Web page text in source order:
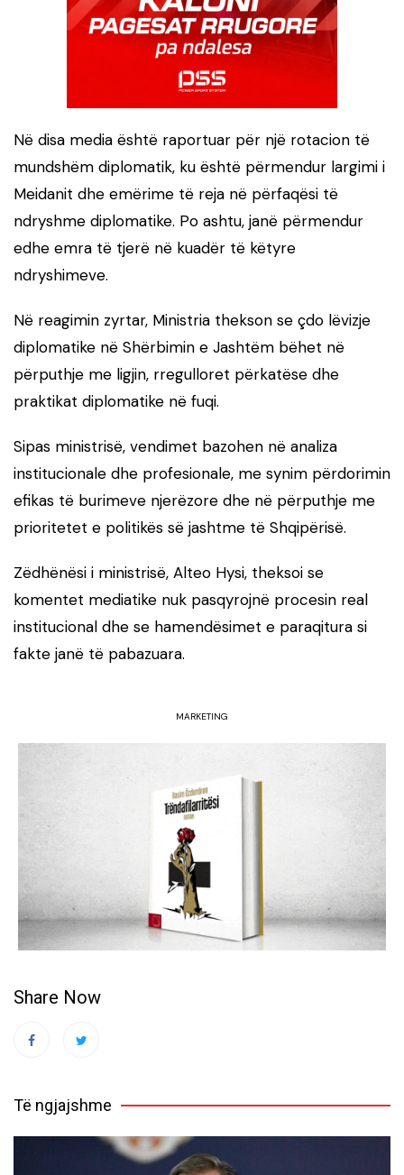
Në disa media është raportuar për një rotacion të
mundshëm diplomatik, ku është përmendur largimi i
Meidanit dhe emërime të reja në përfaqësi të
ndryshme diplomatike. Po ashtu, janë përmendur
edhe emra të tjerë në kuadër të këtyre
ndryshimeve.
Në reagimin zyrtar, Ministria thekson se çdo lëvizje
diplomatike në Shërbimin e Jashtëm bëhet në
përputhje me ligjin, rregulloret përkatëse dhe
praktikat diplomatike në fuqi.
Sipas ministrisë, vendimet bazohen në analiza
institucionale dhe profesionale, me synim përdorimin
efikas të burimeve njerëzore dhe në përputhje me
prioritetet e politikës së jashtme të Shqipërisë.
Zëdhënësi i ministrisë, Alteo Hysi, theksoi se
komentet mediatike nuk pasqyrojnë procesin real
institucional dhe se hamendësimet e paraqitura si
fakte janë të pabazuara.
MARKETING
Share Now
Të ngjajshme